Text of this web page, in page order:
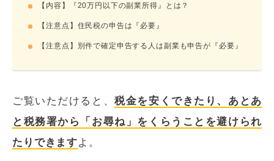
【内容】『20万円以下の副業所得』とは？
【注意点】住民税の申告は『必要』
【注意点】別件で確定申告する人は副業も申告が『必要』
ご覧いただけると、税金を安くできたり、あとあ
と税務署から「お尋ね」をくらうことを避けられ
たりできますよ。